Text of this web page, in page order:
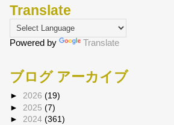
Translate
Powered by Translate
ブログ アーカイブ
► 2026 (19)
► 2025 (7)
► 2024 (361)